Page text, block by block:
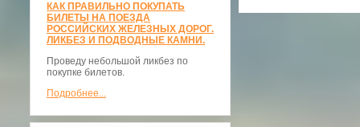
КАК ПРАВИЛЬНО ПОКУПАТЬ
БИЛЕТЫ НА ПОЕЗДА
РОССИЙСКИХ ЖЕЛЕЗНЫХ ДОРОГ.
ЛИКБЕЗ И ПОДВОДНЫЕ КАМНИ.
Проведу небольшой ликбез по
покупке билетов.
Подробнее...